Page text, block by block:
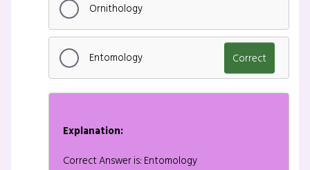
Ornithology
Entomology Correct
Explanation:
Correct Answer is: Entomology